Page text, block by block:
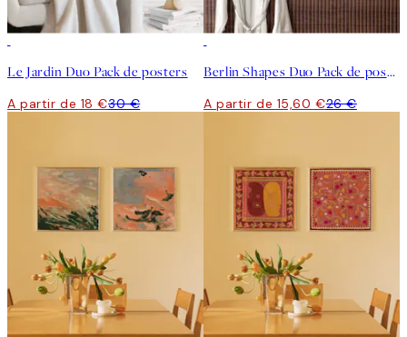
Le Jardin Duo Pack de posters
A partir de 18 €30 €
Berlin Shapes Duo Pack de posters
A partir de 15,60 €26 €